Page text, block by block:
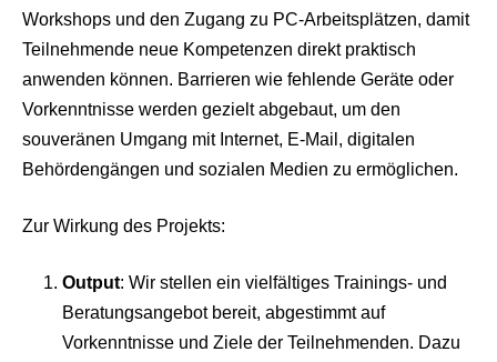
Workshops und den Zugang zu PC-Arbeitsplätzen, damit
Teilnehmende neue Kompetenzen direkt praktisch
anwenden können. Barrieren wie fehlende Geräte oder
Vorkenntnisse werden gezielt abgebaut, um den
souveränen Umgang mit Internet, E-Mail, digitalen
Behördengängen und sozialen Medien zu ermöglichen.
Zur Wirkung des Projekts:
Output: Wir stellen ein vielfältiges Trainings- und
Beratungsangebot bereit, abgestimmt auf
Vorkenntnisse und Ziele der Teilnehmenden. Dazu